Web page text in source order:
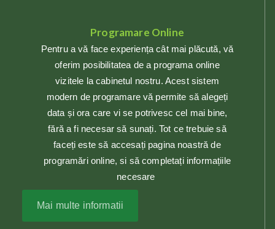
Programare Online
Pentru a vă face experiența cât mai plăcută, vă
oferim posibilitatea de a programa online
vizitele la cabinetul nostru. Acest sistem
modern de programare vă permite să alegeți
data și ora care vi se potrivesc cel mai bine,
fără a fi necesar să sunați. Tot ce trebuie să
faceți este să accesați pagina noastră de
programări online, si să completați informațiile
necesare
Mai multe informatii